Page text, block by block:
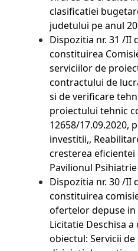
clasificatiei
judetului pe anul
Dispozitia nr. 31 /II
constituirea
serviciilor de
contractului de
si de verificare
proiectului tehnic
12658/17.09.2020,
investitii,,
cresterea eficientei
Pavilionul
Dispozitia nr. 30 /II
constituirea
ofertelor depuse
Licitatie Deschisa
obiectul: Servicii